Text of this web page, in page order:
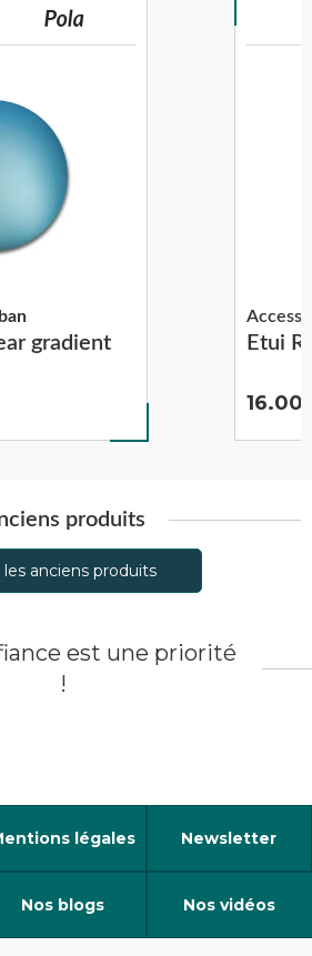
gradient
Etui
16.00
produits
les anciens produits
est une priorité
!
légales Newsletter
Nos blogs Nos vidéos